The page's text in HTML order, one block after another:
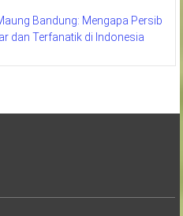
Bandung: Mengapa Persib
dan Terfanatik di Indonesia